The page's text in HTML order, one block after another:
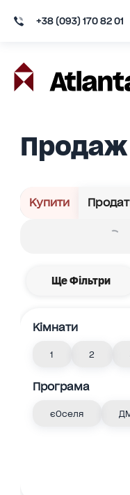
+38 (093) 170 82 01
Продаж
Купити
Ще Фільтри
Кімнати
1 2
Програма
єОселя